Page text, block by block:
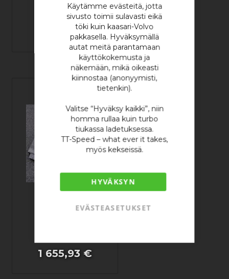
Käytämme evästeitä, jotta
sivusto toimii sulavasti eikä
töki kuin kaasari-Volvo
pakkasella. Hyväksymällä
autat meitä parantamaan
käyttökokemusta ja
näkemään, mikä oikeasti
kiinnostaa (anonyymisti,
tietenkin).
Valitse “Hyväksy kaikki”, niin
homma rullaa kuin turbo
tiukassa ladetuksessa.
TT-Speed – what ever it takes,
myös kekseissä.
HYVÄKSYN
EVÄSTEASETUKSET
1 763,46 €
MaxxECU RACE -
1 655,93 €